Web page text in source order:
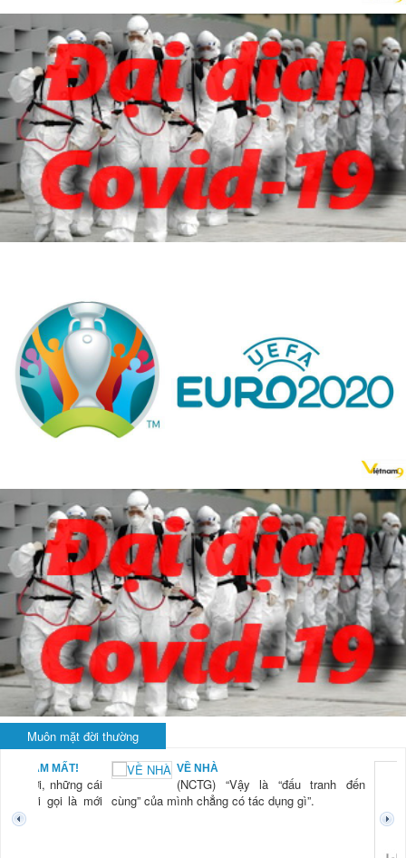
Muôn mặt đời thường
NAM MẤT!
“Xời, những cái
mới gọi là mới
VỀ NHÀ
(NCTG) “Vậy là “đấu tranh đến
cùng” của mình chẳng có tác dụng gì”.